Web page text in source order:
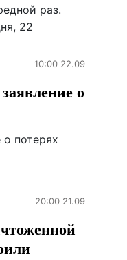
раз.
22
10:00 22.09
о
потерях
20:00 21.09